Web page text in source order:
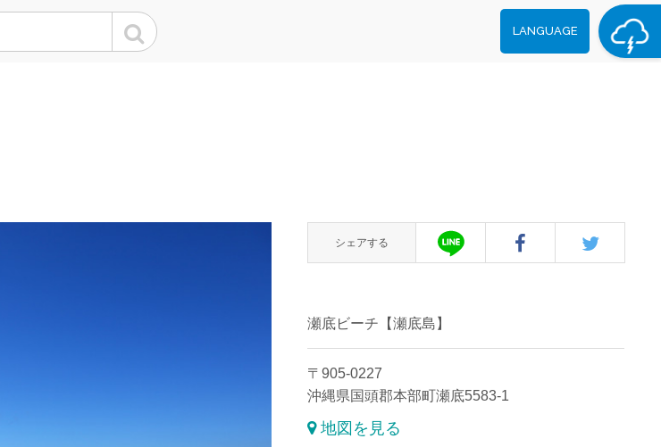
LANGUAGE
シェアする
瀬底ビーチ【瀬底島】
〒905-0227
沖縄県国頭郡本部町瀬底5583-1
地図を見る